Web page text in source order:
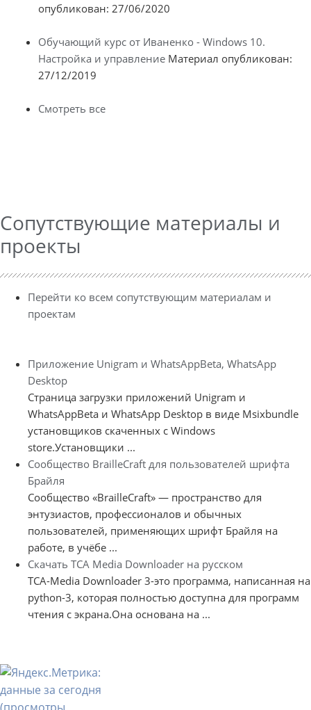
опубликован: 27/06/2020
Обучающий курс от Иваненко - Windows 10.
Настройка и управление Материал опубликован:
27/12/2019
Смотреть все
Сопутствующие материалы и
проекты
Перейти ко всем сопутствующим материалам и
проектам
Приложение Unigram и WhatsAppBeta, WhatsApp
Desktop
Страница загрузки приложений Unigram и
WhatsAppBeta и WhatsApp Desktop в виде Msixbundle
установщиков скаченных с Windows
store.Установщики ...
Сообщество BrailleCraft для пользователей шрифта
Брайля
Сообщество «BrailleCraft» — пространство для
энтузиастов, профессионалов и обычных
пользователей, применяющих шрифт Брайля на
работе, в учёбе ...
Скачать TCA Media Downloader на русском
TCA-Media Downloader 3-это программа, написанная на
python-3, которая полностью доступна для программ
чтения с экрана.Она основана на ...